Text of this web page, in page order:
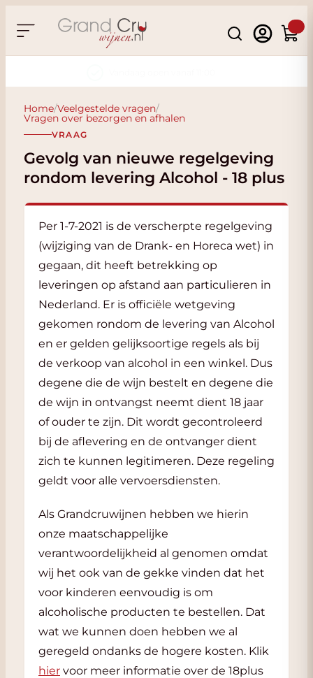
Search
Home/Veelgestelde vragen/
Vragen over bezorgen en afhalen
VRAAG
Gevolg van nieuwe regelgeving
rondom levering Alcohol - 18 plus
Per 1-7-2021 is de verscherpte regelgeving
(wijziging van de Drank- en Horeca wet) in
gegaan, dit heeft betrekking op
leveringen op afstand aan particulieren in
Nederland. Er is officiële wetgeving
gekomen rondom de levering van Alcohol
en er gelden gelijksoortige regels als bij
de verkoop van alcohol in een winkel. Dus
degene die de wijn bestelt en degene die
de wijn in ontvangst neemt dient 18 jaar
of ouder te zijn. Dit wordt gecontroleerd
bij de aflevering en de ontvanger dient
zich te kunnen legitimeren. Deze regeling
geldt voor alle vervoersdiensten.
Als Grandcruwijnen hebben we hierin
onze maatschappelijke
verantwoordelijkheid al genomen omdat
wij het ook van de gekke vinden dat het
voor kinderen eenvoudig is om
alcoholische producten te bestellen. Dat
wat we kunnen doen hebben we al
geregeld ondanks de hogere kosten. Klik
hier voor meer informatie over de 18plus